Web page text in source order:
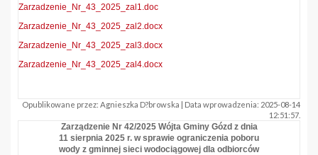
Zarzadzenie_Nr_43_2025_zal1.doc
Zarzadzenie_Nr_43_2025_zal2.docx
Zarzadzenie_Nr_43_2025_zal3.docx
Zarzadzenie_Nr_43_2025_zal4.docx
Opublikowane przez: Agnieszka D?browska | Data wprowadzenia: 2025-08-14
12:51:57.
Zarządzenie Nr 42/2025 Wójta Gminy Gózd z dnia
11 sierpnia 2025 r. w sprawie ograniczenia poboru
wody z gminnej sieci wodociągowej dla odbiorców